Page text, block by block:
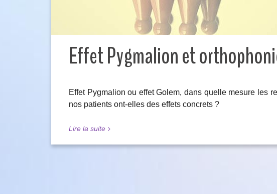
Effet Pygmalion et
Effet Pygmalion ou effet Golem, dans quelle mesure les
nos patients ont-elles des effets concrets ?
Lire la suite